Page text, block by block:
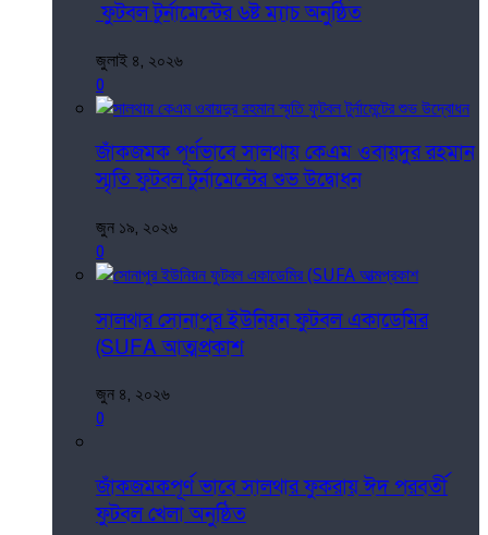
ফুটবল টুর্নামেন্টের ৬ষ্ট ম্যাচ অনুষ্ঠিত
জুলাই ৪, ২০২৬
0
জাঁকজমক পূর্ণভাবে সালথায় কেএম ওবায়দুর রহমান
স্মৃতি ফুটবল টুর্নামেন্টের শুভ উদ্বোধন
জুন ১৯, ২০২৬
0
সালথার সোনাপুর ইউনিয়ন ফুটবল একাডেমির
(SUFA আত্মপ্রকাশ
জুন ৪, ২০২৬
0
জাঁকজমকপূর্ণ ভাবে সালথার ফুকরায় ঈদ পরবর্তী
ফুটবল খেলা অনুষ্ঠিত